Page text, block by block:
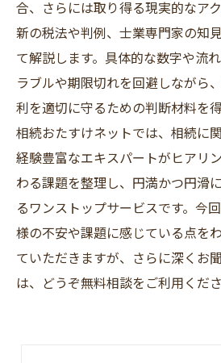
合、さらには取り得る現実的なア
新の税法や判例、士業専門家の知
て解説します。具体的な数字や流
ラブルや期限切れを回避しながら
利を適切に守るための判断材料を
相続おたすけネットでは、相続に
経験豊富なエキスパートがヒアリ
わる課題を整理し、円満かつ円滑
るワンストップサービスです。今
様の不安や課題に感じている点を
ていただきますが、さらに深くお
は、どうぞ無料相談をご利用くださ